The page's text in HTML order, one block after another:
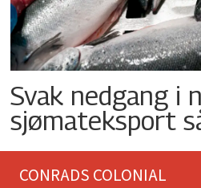
Svak nedgang i
sjømateksport
CONRADS COLONIAL